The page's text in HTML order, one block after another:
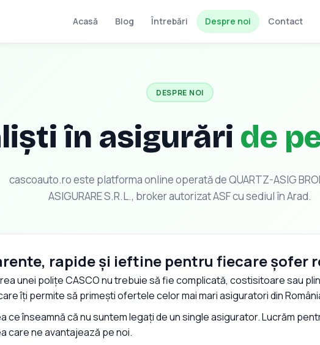
Acasă Blog Întrebări Despre noi Contact
DESPRE NOI
în asigurări de
cascoauto.ro este platforma online operată de QUARTZ-ASIG
ASIGURARE S.R.L., broker autorizat ASF cu sediul în Arad.
rapide și ieftine pentru fiecare șofer
unei polițe CASCO nu trebuie să fie complicată, costisitoare sau
îți permite să primești ofertele celor mai mari asiguratori din
ce înseamnă că nu suntem legați de un single asigurator. Lucrăm
care ne avantajează pe noi.